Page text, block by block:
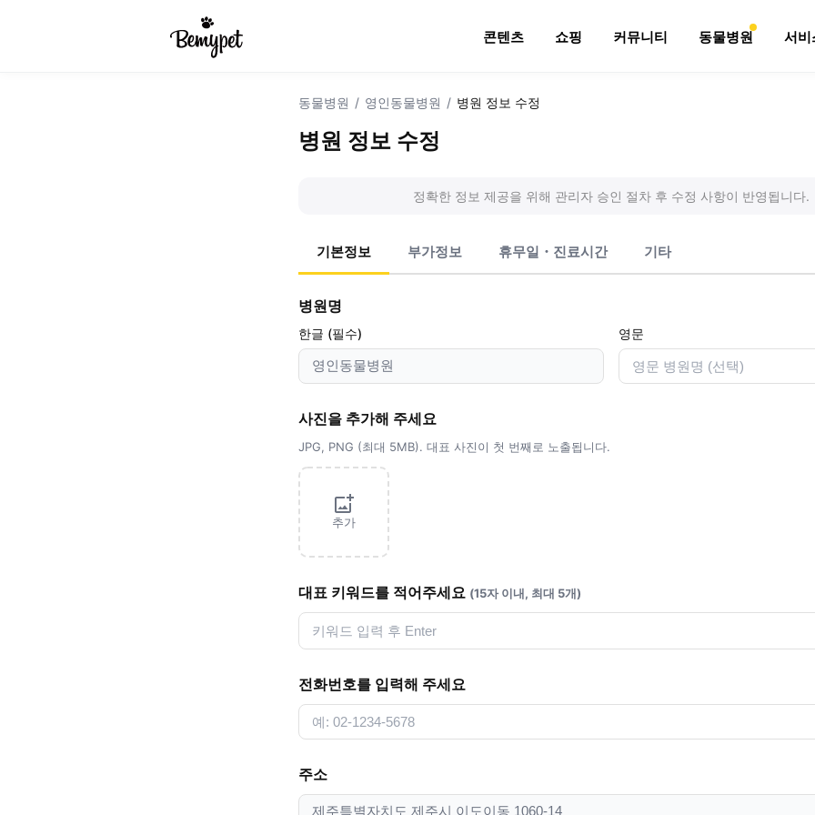
콘텐츠 쇼핑 커뮤니티 동물병원 서비
동물병원 / 영인동물병원 / 병원 정보 수정
병원 정보 수정
정확한 정보 제공을 위해 관리자 승인 절차 후 수정 사항이 반영됩니다.
기본정보 부가정보 휴무일・진료시간 기타
병원명
한글 (필수) 영문
사진을 추가해 주세요
JPG, PNG (최대 5MB). 대표 사진이 첫 번째로 노출됩니다.
추가
대표 키워드를 적어주세요 (15자 이내, 최대 5개)
전화번호를 입력해 주세요
주소